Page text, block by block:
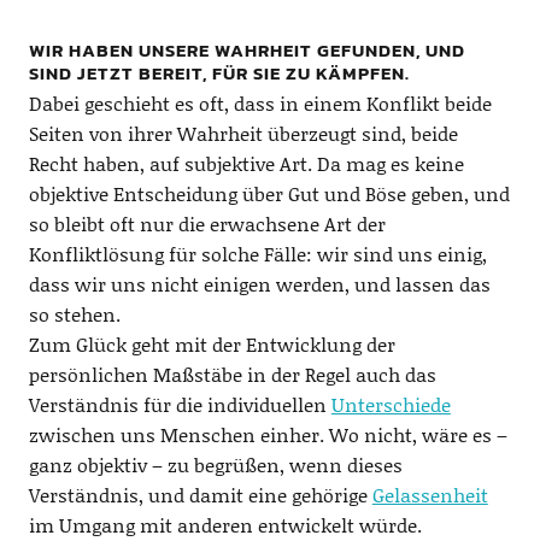
WIR HABEN UNSERE WAHRHEIT GEFUNDEN, UND
SIND JETZT BEREIT, FÜR SIE ZU KÄMPFEN.
Dabei geschieht es oft, dass in einem Konflikt beide
Seiten von ihrer Wahrheit überzeugt sind, beide
Recht haben, auf subjektive Art. Da mag es keine
objektive Entscheidung über Gut und Böse geben, und
so bleibt oft nur die erwachsene Art der
Konfliktlösung für solche Fälle: wir sind uns einig,
dass wir uns nicht einigen werden, und lassen das
so stehen.
Zum Glück geht mit der Entwicklung der
persönlichen Maßstäbe in der Regel auch das
Verständnis für die individuellen Unterschiede
zwischen uns Menschen einher. Wo nicht, wäre es –
ganz objektiv – zu begrüßen, wenn dieses
Verständnis, und damit eine gehörigeGelassenheit
im Umgang mit anderen entwickelt würde.